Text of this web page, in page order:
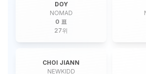
DOY
NOMAD
0 표
27위
CHOI JIANN
NEWKIDD